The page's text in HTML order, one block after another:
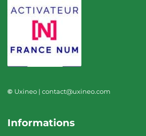
© Uxineo | contact@uxineo.com
Informations